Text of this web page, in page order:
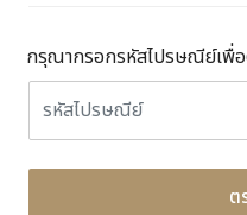
กรุณากรอกรหัสไปรษณีย์เพื่อ
ต